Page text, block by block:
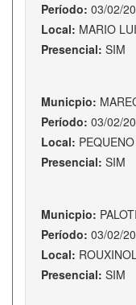
Período: 03/02/
Local: MARIO
Presencial: SIM
Municpio:
Período: 03/02/
Local:
Presencial: SIM
Municpio:
Período: 03/02/
Local:
Presencial: SIM